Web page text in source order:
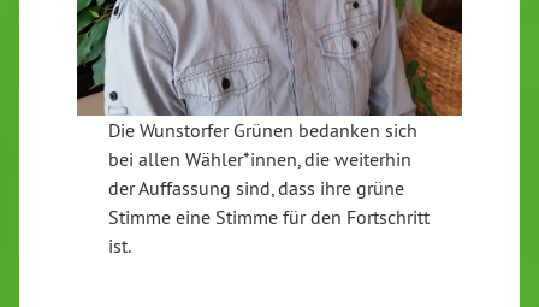
Die Wunstorfer Grünen bedanken sich
bei allen Wähler*innen, die weiterhin
der Auffassung sind, dass ihre grüne
Stimme eine Stimme für den Fortschritt
ist.